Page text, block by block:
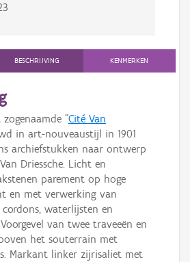
BESCHRIJVING KENMERKEN
"Cité Van
in art-nouveaustijl in 1901
archiefstukken naar ontwerp
Driessche. Licht en
parement op hoge
en met verwerking van
waterlijsten en
van twee traveeën en
het souterrain met
Markant linker zijrisaliet met